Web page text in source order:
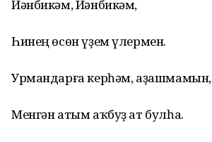
Йәнбикәм, Йәнбикәм,
Һинең өсөн үҙем үлермен.
Урмандарға керһәм, аҙашмамын,
Менгән атым аҡбуҙ ат булһа.